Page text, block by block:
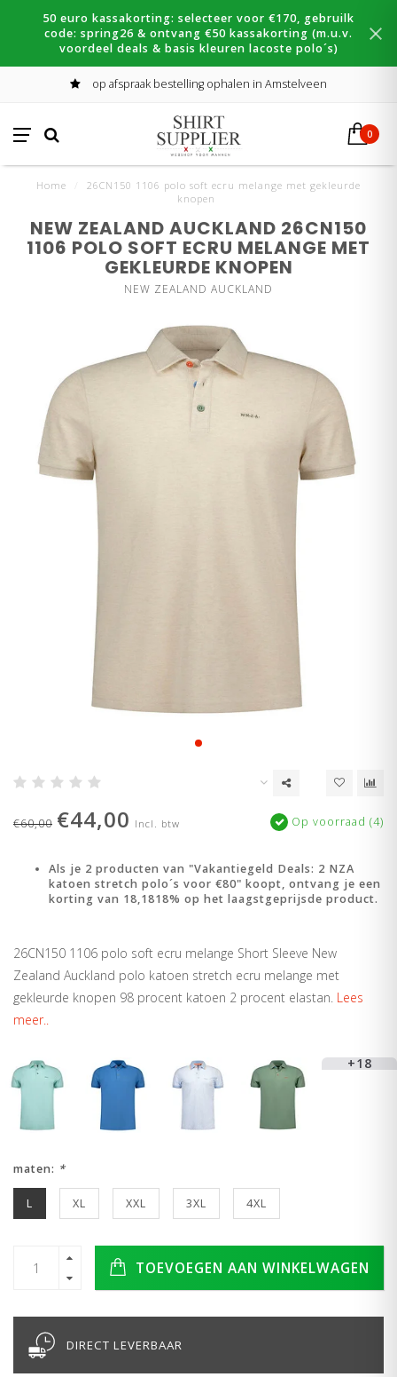
50 euro kassakorting: selecteer voor €170, gebruilk
code: spring26 & ontvang €50 kassakorting (m.u.v.
voordeel deals & basis kleuren lacoste polo´s)
op afspraak bestelling ophalen in Amstelveen
0
Home
26CN150 1106 polo soft ecru melange met gekleurde
knopen
NEW ZEALAND AUCKLAND 26CN150
1106 POLO SOFT ECRU MELANGE MET
GEKLEURDE KNOPEN
NEW ZEALAND AUCKLAND
€60,00 €44,00 Incl. btw Op voorraad (4)
Als je 2 producten van "Vakantiegeld Deals: 2 NZA
katoen stretch polo´s voor €80" koopt, ontvang je een
korting van 18,1818% op het laagstgeprijsde product.
26CN150 1106 polo soft ecru melange Short Sleeve New
Zealand Auckland polo katoen stretch ecru melange met
gekleurde knopen 98 procent katoen 2 procent elastan. Lees
meer..
+18
maten: *
L XL XXL 3XL 4XL
TOEVOEGEN AAN WINKELWAGEN
DIRECT LEVERBAAR